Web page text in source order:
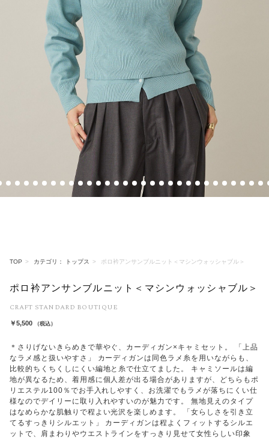
TOP カテゴリ： トップス ポロ衿アンサンブルニット＜マシンウォッシャブル＞
ポロ衿アンサンブルニット＜マシンウォッシャブル＞
CRAFT STANDARD BOUTIQUE
￥5,500 （税込）
＊さりげないきらめきで華やぐ、カーディガン×キャミセット。 「上品
なラメ感と扱いやすさ」 カーディガンは同色ラメ糸を用いながらも、
比較的ちくちくしにくい編地と糸で仕立てました。 キャミソールは編
地が異なるため、着用感に個人差が出る場合がありますが、どちらもポ
リエステル100％でお手入れしやすく、お洗濯でもラメが落ちにくい仕
様なのでデイリーに取り入れやすいのが魅力です。 無地見えのタイプ
はなめらかな肌触りで程よい光沢を楽しめます。 「女らしさを引き立
てるすっきりシルエット」 カーディガンは程よくフィットするシルエ
ットで、肩まわりやウエストラインをすっきり見せて女性らしい印象
6 7 8 9 10 11 12 13 14 15 16 17 18 19 20 21 22 23 24 25 26 27 28 29 30 31 32 33 34